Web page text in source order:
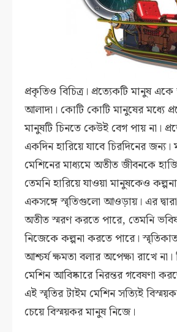
প্রকৃতিও বিচিত্র। প্রত্যেকটি মানুষ
আলাদা। কোটি কোটি মানুষের মধ্যে
মানুষটি চিনতে কেউই বেগ পায় না।
একদিন হারিয়ে যাবে চিরদিনের
মেশিনের মাধ্যমে অতীত জীবনকে
তেমনি হারিয়ে যাওয়া মানুষকেও
একসঙ্গে স্মৃতিগুলো আওড়ায়। এর
অতীত স্মরণ করতে পারে, তেমনি
নিজেকে কল্পনা করতে পারে।
আশ্চর্য ক্ষমতা বলার অপেক্ষা রাখে না।
মেশিন আবিষ্কারে নিরন্তর গবেষণা
এই স্মৃতির টাইম মেশিন সত্যিই
চেয়ে বিস্ময়কর মানুষ নিজে।